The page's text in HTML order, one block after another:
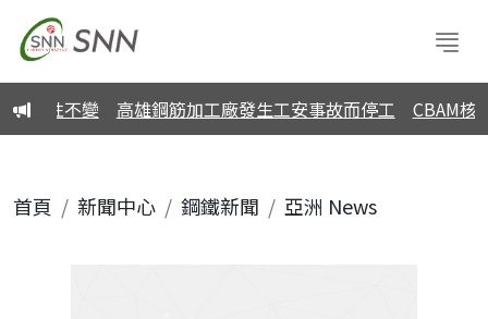
習性不變 高雄鋼筋加工廠發生工安事故而停工 CBAM核
首頁 新聞中心 鋼鐵新聞 亞洲 News